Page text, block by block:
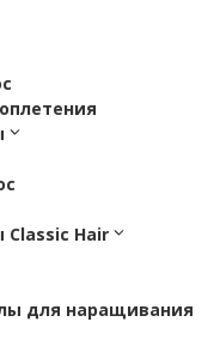
Hair
для наращивания